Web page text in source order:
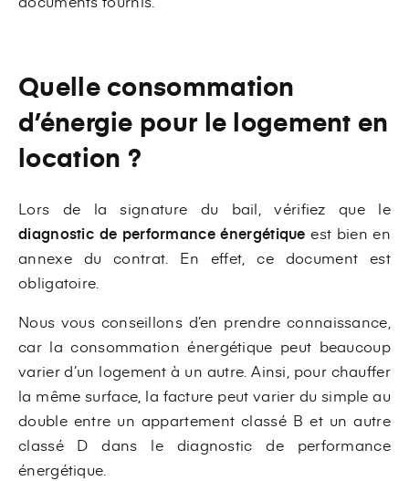
Quelle consommation
d’énergie pour le logement en
location ?
Lors de la signature du bail, vérifiez que le
diagnostic de performance énergétique est bien en
annexe du contrat. En effet, ce document est
obligatoire.
Nous vous conseillons d’en prendre connaissance,
car la consommation énergétique peut beaucoup
varier d’un logement à un autre. Ainsi, pour chauffer
la même surface, la facture peut varier du simple au
double entre un appartement classé B et un autre
classé D dans le diagnostic de performance
énergétique.